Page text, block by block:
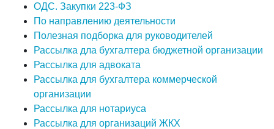
ОДС. Закупки 223-ФЗ
По направлению деятельности
Полезная подборка для руководителей
Рассылка дла бухгалтера бюджетной организации
Рассылка для адвоката
Рассылка для бухгалтера коммерческой
организации
Рассылка для нотариуса
Рассылка для организаций ЖКХ